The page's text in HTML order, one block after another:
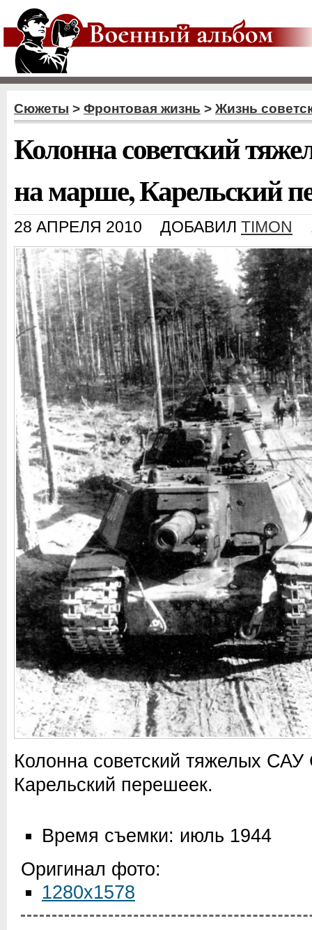
Сюжеты > Фронтовая жизнь > Жизнь
Колонна советский
на марше, Карельский
28 АПРЕЛЯ 2010 ДОБАВИЛ TIMON
Колонна советский тяжелых
Карельский перешеек.
Время съемки: июль 1944
Оригинал фото:
1280x1578